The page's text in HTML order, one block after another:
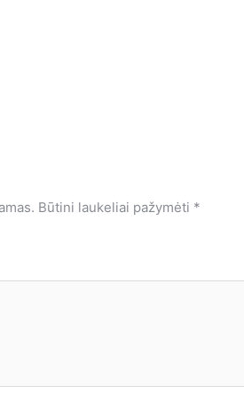
Būtini laukeliai pažymėti *